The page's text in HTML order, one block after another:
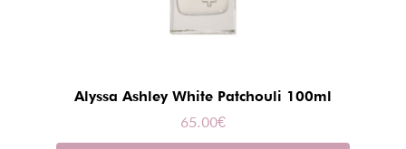
Alyssa Ashley White Patchouli 100ml
65.00€